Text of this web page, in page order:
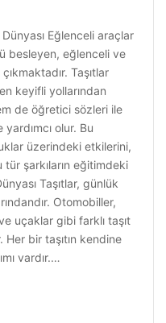
Dünyası Eğlenceli araçlar
besleyen, eğlenceli ve
Taşıtlar
keyifli yollarından
de öğretici sözleri ile
olur. Bu
üzerindeki etkilerini,
şarkıların eğitimdeki
Taşıtlar, günlük
Otomobiller,
uçaklar gibi farklı taşıt
Her bir taşıtın kendine
vardır.…